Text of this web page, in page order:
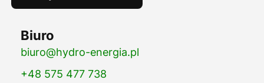
Biuro
biuro@hydro-energia.pl
+48 575 477 738